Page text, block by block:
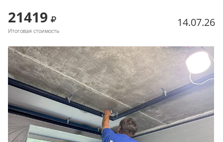
21419
Итоговая стоимость
14.07.26